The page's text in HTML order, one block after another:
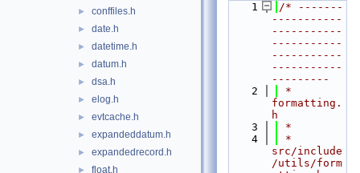
► conffiles.h
► date.h
► datetime.h
► datum.h
► dsa.h
► elog.h
► evtcache.h
► expandeddatum.h
► expandedrecord.h
► float.h
    1
/* -------
-----------
-----------
-----------
-----------
-----------
---------
    2
*
formatting.
h
    3
*
    4
*
src/include
/utils/form